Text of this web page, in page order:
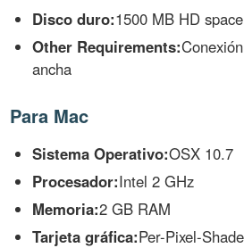
Disco duro:1500 MB HD space
Other Requirements:
ancha
Para Mac
Sistema Operativo:OSX 10.7
Procesador:Intel 2 GHz
Memoria:2 GB RAM
Tarjeta gráfica:Per-Pixel-